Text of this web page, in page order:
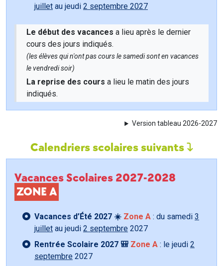
juillet au jeudi 2 septembre 2027
Le début des vacances a lieu après le dernier
cours des jours indiqués.
(les élèves qui n'ont pas cours le samedi sont en vacances
le vendredi soir)
La reprise des cours a lieu le matin des jours
indiqués.
Version tableau 2026-2027
Calendriers scolaires suivants
Vacances Scolaires 2027-2028
ZONE A
Vacances d’Été 2027 ☀️ Zone A : du samedi 3
juillet au jeudi 2 septembre 2027
Rentrée Scolaire 2027 🎒 Zone A : le jeudi 2
septembre 2027